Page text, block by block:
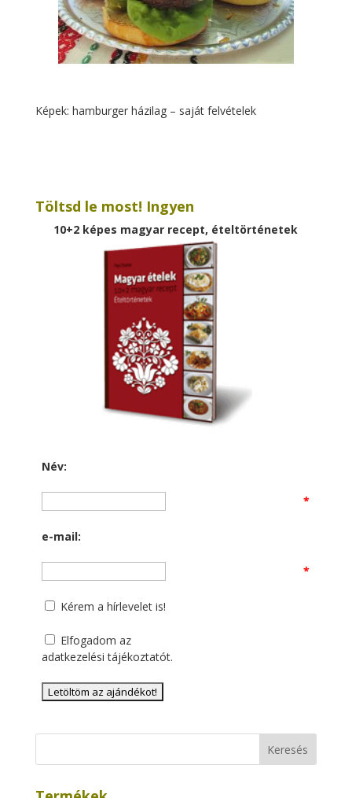
Képek: hamburger házilag – saját felvételek
Töltsd le most! Ingyen
10+2 képes magyar recept, ételtörténetek
Név:
*
e-mail:
*
Kérem a hírlevelet is!
Elfogadom az
adatkezelési tájékoztatót.